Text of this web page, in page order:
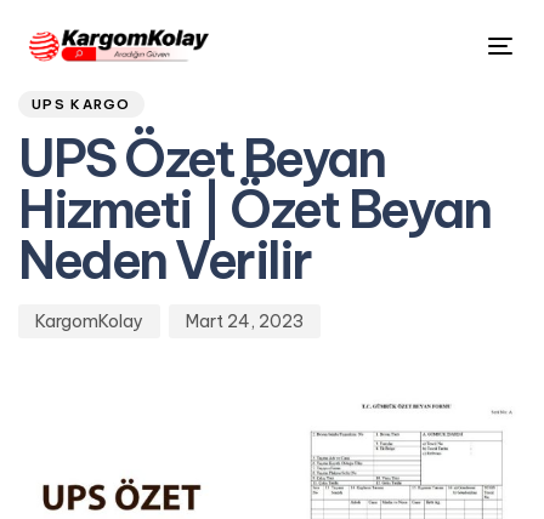
PUBLISHED
IN:
UPS KARGO
UPS Özet Beyan
Hizmeti | Özet Beyan
Neden Verilir
Author
KargomKolay
Published
on:
Mart 24, 2023